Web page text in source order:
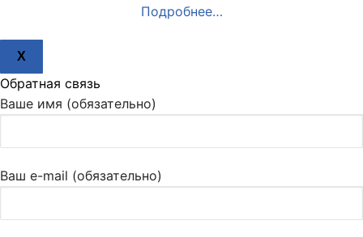
Подробнее…
X
Обратная связь
Ваше имя (обязательно)
Ваш e-mail (обязательно)